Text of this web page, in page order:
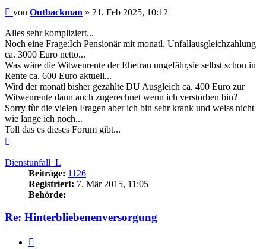
Beitrag
von Outbackman » 21. Feb 2025, 10:12
Alles sehr kompliziert...
Noch eine Frage:Ich Pensionär mit monatl. Unfallausgleichzahlung
ca. 3000 Euro netto...
Was wäre die Witwenrente der Ehefrau ungefähr,sie selbst schon in
Rente ca. 600 Euro aktuell...
Wird der monatl bisher gezahlte DU Ausgleich ca. 400 Euro zur
Witwenrente dann auch zugerechnet wenn ich verstorben bin?
Sorry fùr die vielen Fragen aber ich bin sehr krank und weiss nicht
wie lange ich noch...
Toll das es dieses Forum gibt...
Dienstunfall_L
Beiträge: 1126
Registriert: 7. Mär 2015, 11:05
Behörde:
Re: Hinterbliebenenversorgung